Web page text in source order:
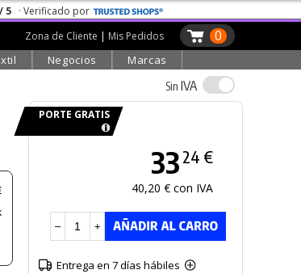
5 · Verificado por
0
Zona de Cliente | Mis Pedidos
Negocios Marcas
Sin IVA
PORTE GRATIS
33 24 €
40,20 € con IVA
– +
Entrega en 7 días hábiles